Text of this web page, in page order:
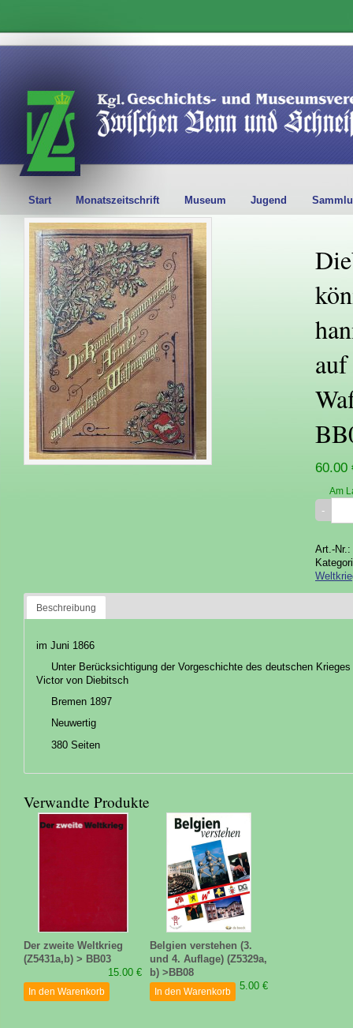
Start Monatszeitschrift Museum Jugend
60.00
Am
Art.-Nr.:
Beschreibung
im Juni 1866
Unter Berücksichtigung der Vorgeschichte des deutschen
Victor von Diebitsch
Bremen 1897
Neuwertig
380 Seiten
Verwandte Produkte
Der zweite Weltkrieg
(Z5431a,b) > BB03
15.00 €
In den Warenkorb
Belgien verstehen (3.
und 4. Auflage) (Z5329a,
b) >BB08
5.00 €
In den Warenkorb